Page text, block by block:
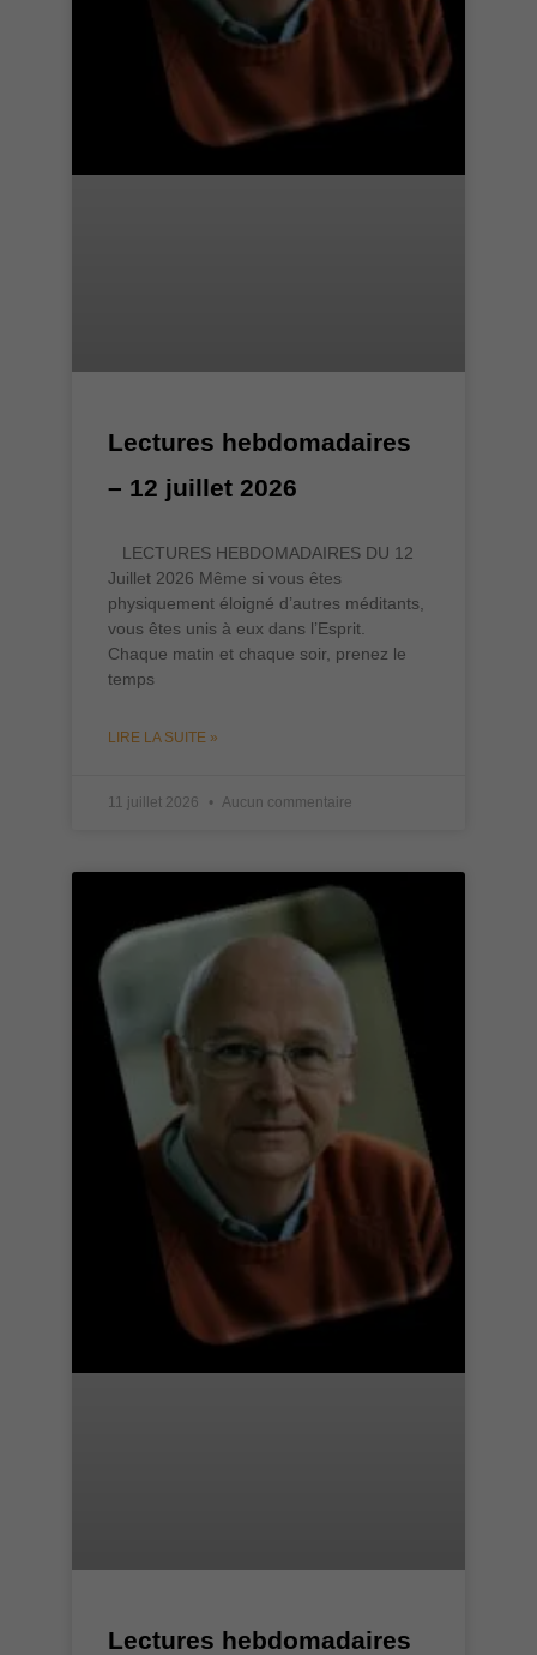
Lectures hebdomadaires
– 12 juillet 2026
LECTURES HEBDOMADAIRES DU 12
Juillet 2026 Même si vous êtes
physiquement éloigné d’autres méditants,
vous êtes unis à eux dans l’Esprit.
Chaque matin et chaque soir, prenez le
temps
LIRE LA SUITE »
11 juillet 2026 Aucun commentaire
Lectures hebdomadaires